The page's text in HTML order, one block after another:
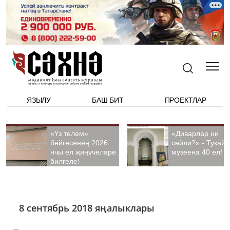
ЯЗЫЛУ БАШ БИТ ПРОЕКТЛАР
«Үз телем»
бәйгесенең 2026
нчы ел җиңүчеләре
билгеле!
«Диварлар ни
сөйли?» - Тукай
музеена 40 ел!
8 сентябрь 2018 яңалыклары